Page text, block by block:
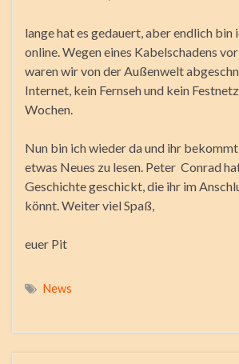
lange hat es gedauert, aber endlich bin
online. Wegen eines Kabelschadens vor
waren wir von der Außenwelt
Internet, kein Fernseh und kein
Wochen.
Nun bin ich wieder da und ihr
etwas Neues zu lesen. Peter Conrad
Geschichte geschickt, die ihr im
könnt. Weiter viel Spaß,
euer Pit
News